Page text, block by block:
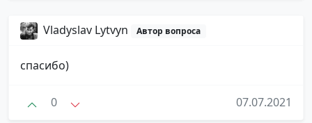
Vladyslav Lytvyn Автор вопроса
спасибо)
0 07.07.2021